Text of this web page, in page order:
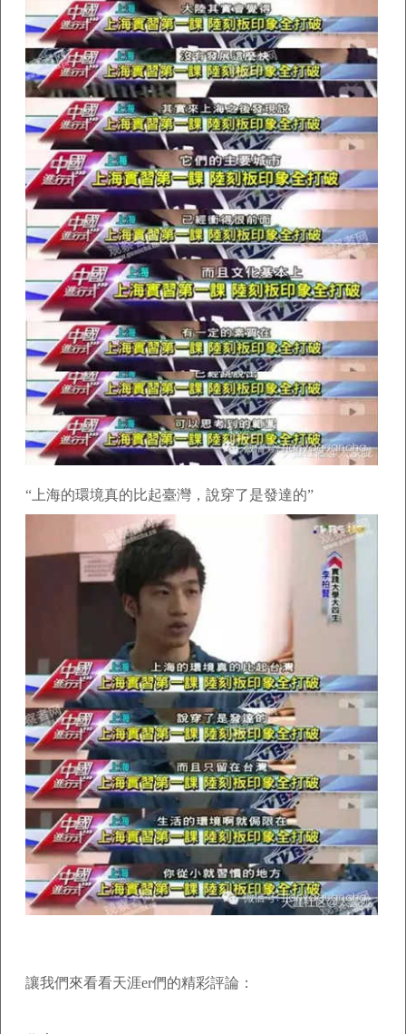
“上海的環境真的比起臺灣，說穿了是發達的”
讓我們來看看天涯er們的精彩評論：